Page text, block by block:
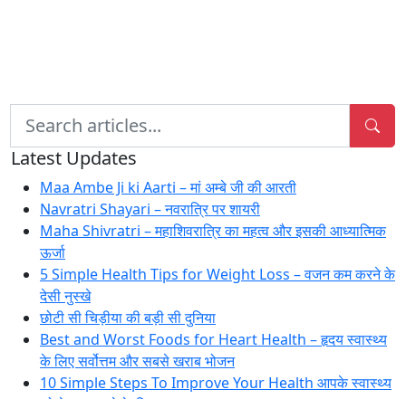
for:
Latest Updates
Maa Ambe Ji ki Aarti – मां अम्बे जी की आरती
Navratri Shayari – नवरात्रि पर शायरी
Maha Shivratri – महाशिवरात्रि का महत्व और इसकी आध्यात्मिक
ऊर्जा
5 Simple Health Tips for Weight Loss – वजन कम करने के
देसी नुस्खे
छोटी सी चिड़ीया की बड़ी सी दुनिया
Best and Worst Foods for Heart Health – हृदय स्वास्थ्य
के लिए सर्वोत्तम और सबसे खराब भोजन
10 Simple Steps To Improve Your Health आपके स्वास्थ्य